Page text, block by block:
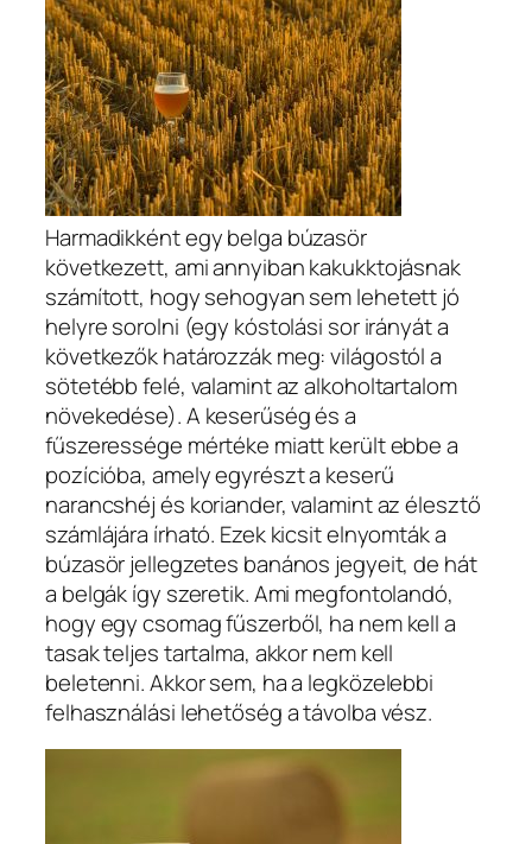
Harmadikként egy belga búzasör
következett, ami annyiban kakukktojásnak
számított, hogy sehogyan sem lehetett jó
helyre sorolni (egy kóstolási sor irányát a
következők határozzák meg: világostól a
sötetébb felé, valamint az alkoholtartalom
növekedése). A keserűség és a
fűszeressége mértéke miatt került ebbe a
pozícióba, amely egyrészt a keserű
narancshéj és koriander, valamint az élesztő
számlájára írható. Ezek kicsit elnyomták a
búzasör jellegzetes banános jegyeit, de hát
a belgák így szeretik. Ami megfontolandó,
hogy egy csomag fűszerből, ha nem kell a
tasak teljes tartalma, akkor nem kell
beletenni. Akkor sem, ha a legközelebbi
felhasználási lehetőség a távolba vész.